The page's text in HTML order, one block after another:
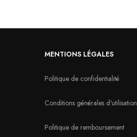
MENTIONS LÉGALES
Politique de confidentialité
Conditions générales d'utilisation
Politique de remboursement